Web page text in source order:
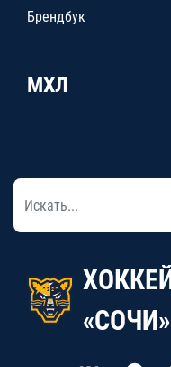
Брендбук
МХЛ
«СОЧИ»